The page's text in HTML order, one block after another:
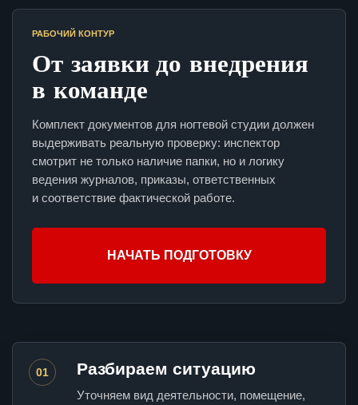
РАБОЧИЙ КОНТУР
От заявки до внедрения
в команде
Комплект документов для ногтевой студии должен
выдерживать реальную проверку: инспектор
смотрит не только наличие папки, но и логику
ведения журналов, приказы, ответственных
и соответствие фактической работе.
НАЧАТЬ ПОДГОТОВКУ
01 Разбираем ситуацию
Уточняем вид деятельности, помещение,